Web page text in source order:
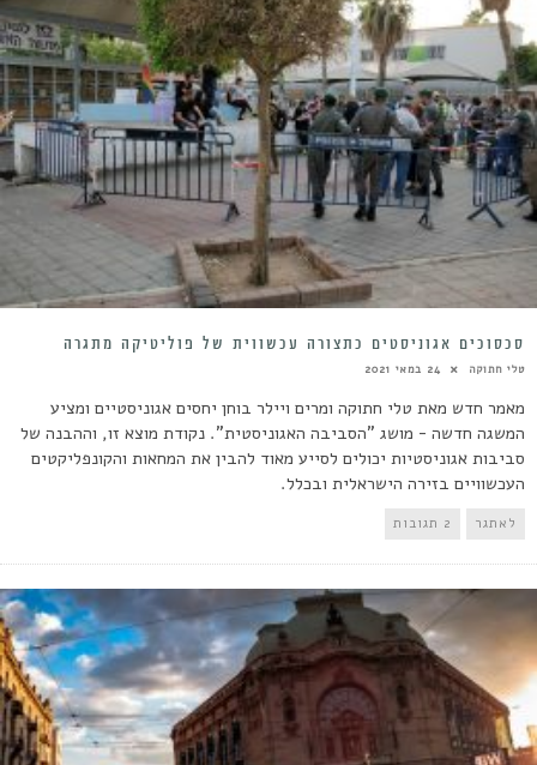
סכסוכים אגוניסטים כתצורה עכשווית של פוליטיקה מתגרה
טלי חתוקה 24 במאי 2021
מאמר חדש מאת טלי חתוקה ומרים ויילר בוחן יחסים אגוניסטיים ומציע
המשגה חדשה - מושג "הסביבה האגוניסטית". נקודת מוצא זו, וההבנה של
סביבות אגוניסטיות יכולים לסייע מאוד להבין את המחאות והקונפליקטים
העכשוויים בזירה הישראלית ובכלל.
לאתגר 2 תגובות